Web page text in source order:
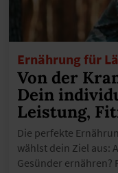
Ernährung für
Von der
Dein
Leistung,
Die perfekte
wählst dein Ziel aus:
Gesünder ernähren?